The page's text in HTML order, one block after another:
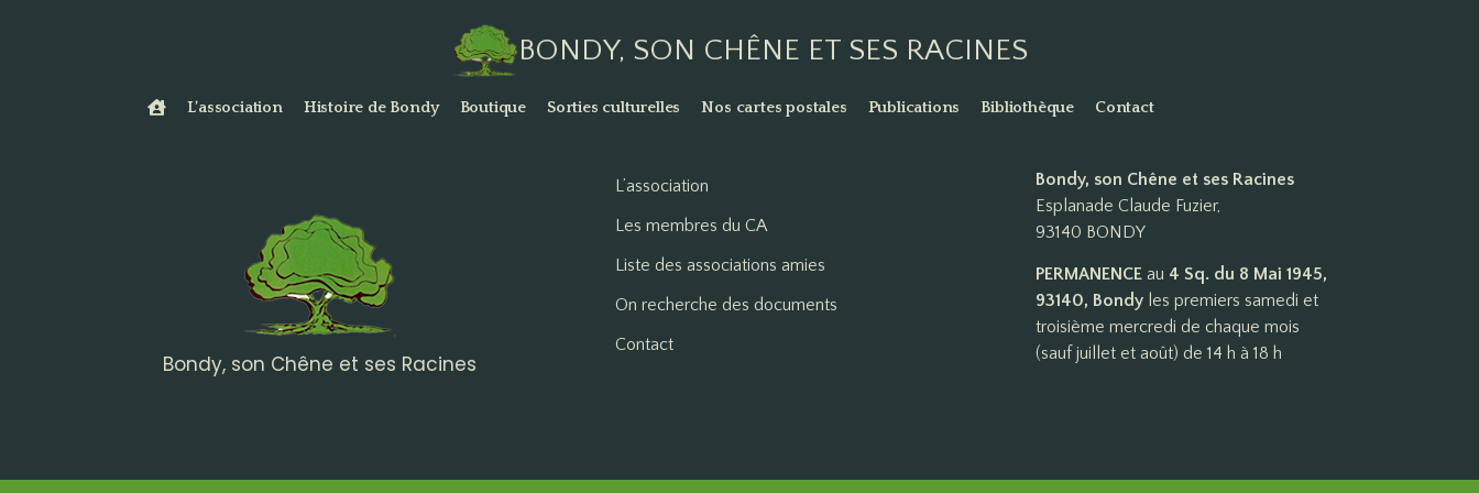
BONDY, SON CHÊNE ET SES RACINES
L’association Histoire de Bondy Boutique Sorties culturelles Nos cartes postales Publications Bibliothèque Contact
Bondy, son Chêne et ses Racines
L’association
Les membres du CA
Liste des associations amies
On recherche des documents
Contact
Bondy, son Chêne et ses Racines
Esplanade Claude Fuzier,
93140 BONDY
PERMANENCEau 4 Sq. du 8 Mai 1945,
93140, Bondyles premiers samedi et
troisième mercredi de chaque mois
(sauf juillet et août) de 14 h à 18 h